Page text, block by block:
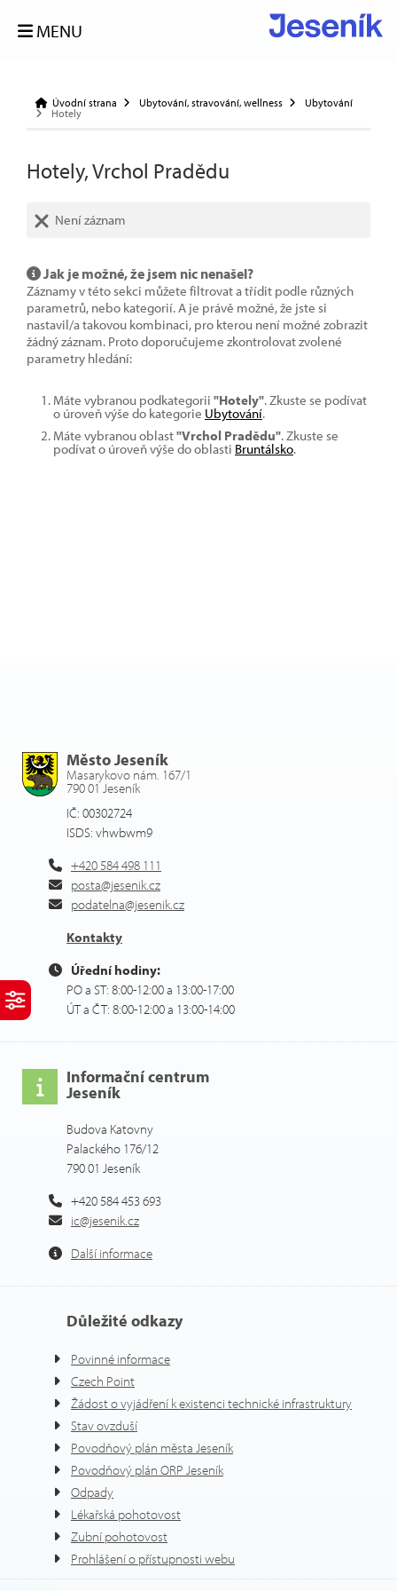
MENU
Úvodní strana Ubytování, stravování, wellness
Ubytování
Hotely
Hotely, Vrchol Pradědu
Není záznam
Jak je možné, že jsem nic nenašel?
Záznamy v této sekci můžete filtrovat a třídit podle různých
parametrů, nebo kategorií. A je právě možné, že jste si
nastavil/a takovou kombinaci, pro kterou není možné zobrazit
žádný záznam. Proto doporučujeme zkontrolovat zvolené
parametry hledání:
Máte vybranou podkategorii "Hotely". Zkuste se podívat
o úroveň výše do kategorie Ubytování.
Máte vybranou oblast"Vrchol Pradědu". Zkuste se
podívat o úroveň výše do oblasti Bruntálsko.
Město Jeseník
Masarykovo nám. 167/1
790 01 Jeseník
IČ: 00302724
ISDS: vhwbwm9
+420 584 498 111
posta@jesenik.cz
podatelna@jesenik.cz
Kontakty
Úřední hodiny:
PO a ST: 8:00-12:00 a 13:00-17:00
ÚT a ČT: 8:00-12:00 a 13:00-14:00
Informační centrum
Jeseník
Budova Katovny
Palackého 176/12
790 01 Jeseník
+420 584 453 693
ic@jesenik.cz
Další informace
Důležité odkazy
Povinné informace
Czech Point
Žádost o vyjádření k existenci technické infrastruktury
Stav ovzduší
Povodňový plán města Jeseník
Povodňový plán ORP Jeseník
Odpady
Lékařská pohotovost
Zubní pohotovost
Prohlášení o přístupnosti webu